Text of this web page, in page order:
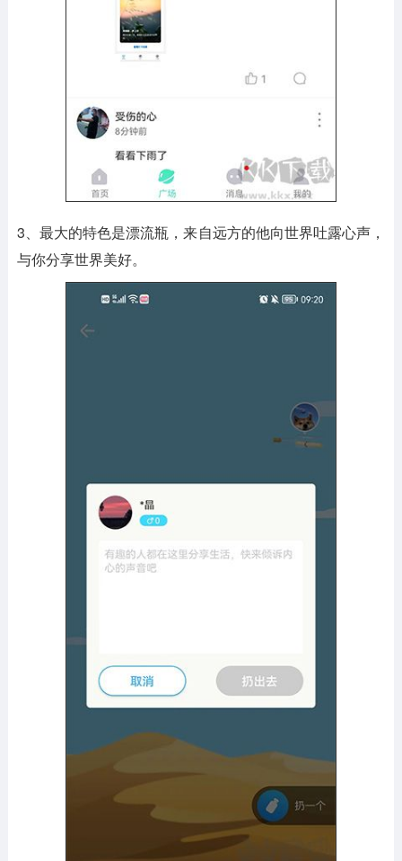
3、最大的特色是漂流瓶，来自远方的他向世界吐露心声，
与你分享世界美好。